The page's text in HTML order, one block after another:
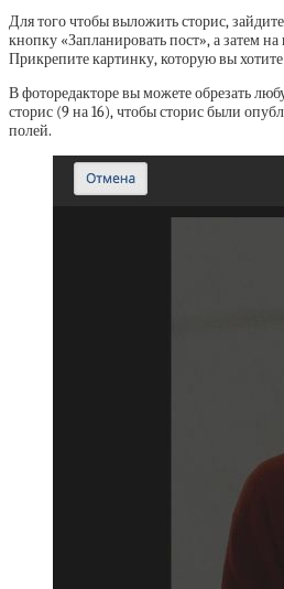
Для того чтобы выложить сторис,
кнопку «Запланировать пост», а затем
Прикрепите картинку, которую вы хотите
В фоторедакторе вы можете обрезать
сторис (9 на 16), чтобы сторис были
полей.